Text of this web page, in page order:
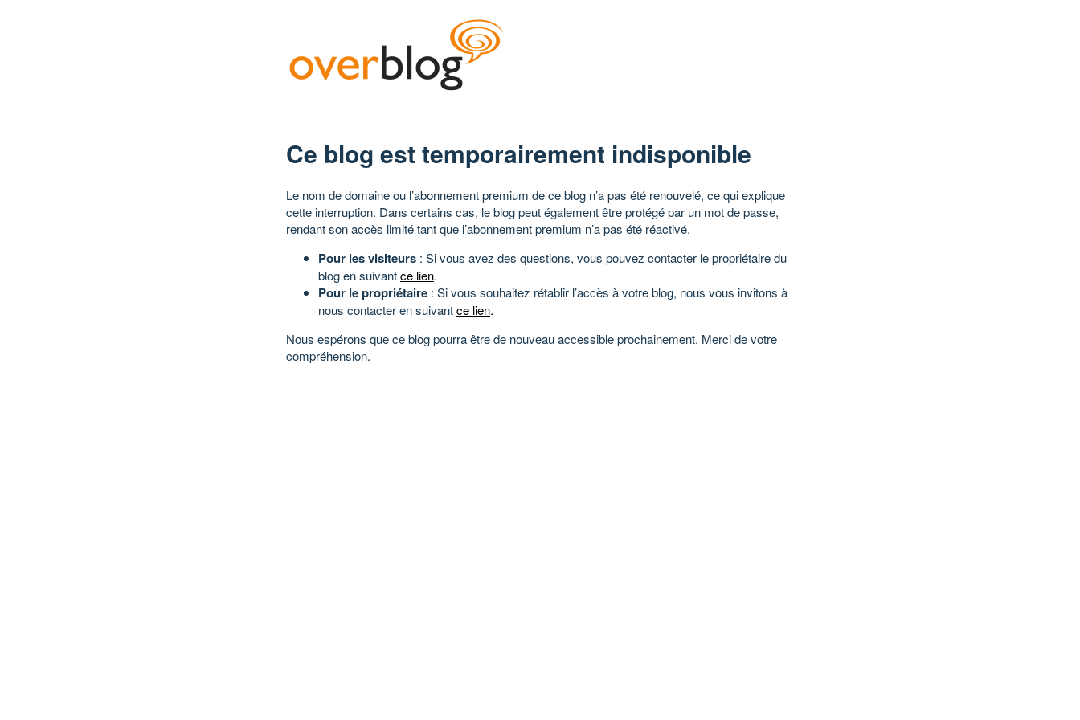
Ce blog est temporairement indisponible
Le nom de domaine ou l’abonnement premium de ce blog n’a pas été renouvelé, ce qui explique
cette interruption. Dans certains cas, le blog peut également être protégé par un mot de passe,
rendant son accès limité tant que l’abonnement premium n’a pas été réactivé.
Pour les visiteurs : Si vous avez des questions, vous pouvez contacter le propriétaire du
blog en suivantce lien.
Pour le propriétaire : Si vous souhaitez rétablir l’accès à votre blog, nous vous invitons à
nous contacter en suivantce lien.
Nous espérons que ce blog pourra être de nouveau accessible prochainement. Merci de votre
compréhension.